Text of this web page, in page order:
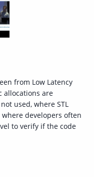
from Low Latency
allocations are
used, where STL
developers often
to verify if the code